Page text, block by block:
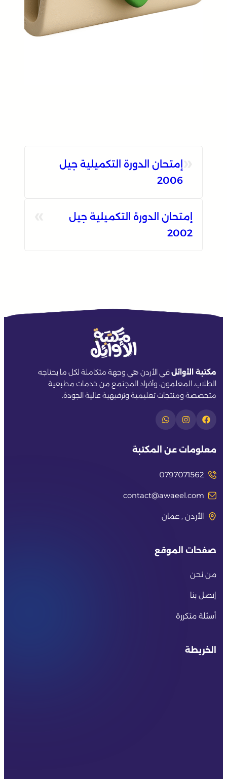
إمتحان الدورة التكميلية جيل
2006
إمتحان الدورة التكميلية جيل
2002
مكتبة الأوائلفي الأردن هي وجهة متكاملة لكل ما يحتاجه
الطلاب، المعلمون، وأفراد المجتمع من خدمات مطبعية
متخصصة ومنتجات تعليمية وترفيهية عالية الجودة.
معلومات عن المكتبة
0797071562
contact@awaeel.com
الأردن , عمان
صفحات الموقع
من نحن
إتصل بنا
أسئلة متكررة
الخريطة